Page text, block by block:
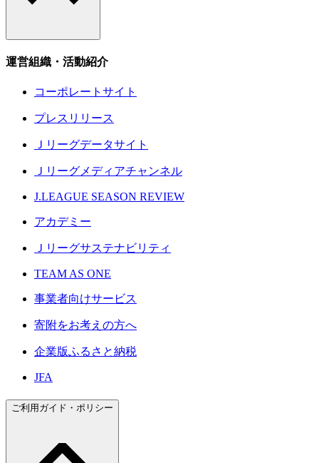
運営組織・活動紹介
コーポレートサイト
プレスリリース
Ｊリーグデータサイト
Ｊリーグメディアチャンネル
J.LEAGUE SEASON REVIEW
アカデミー
Ｊリーグサステナビリティ
TEAM AS ONE
事業者向けサービス
寄附をお考えの方へ
企業版ふるさと納税
JFA
ご利用ガイド・ポリシー